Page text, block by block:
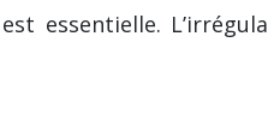
essentielle.